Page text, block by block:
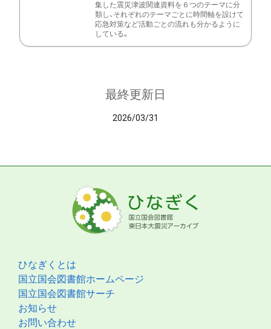
集した震災津波関連資料を６つのテーマに分
類し、それぞれのテーマごとに時間軸を設けて
応急対策など活動ごとの流れも分かるように
している。
最終更新日
2026/03/31
ひなぎくとは
国立国会図書館ホームページ
国立国会図書館サーチ
お知らせ
お問い合わせ